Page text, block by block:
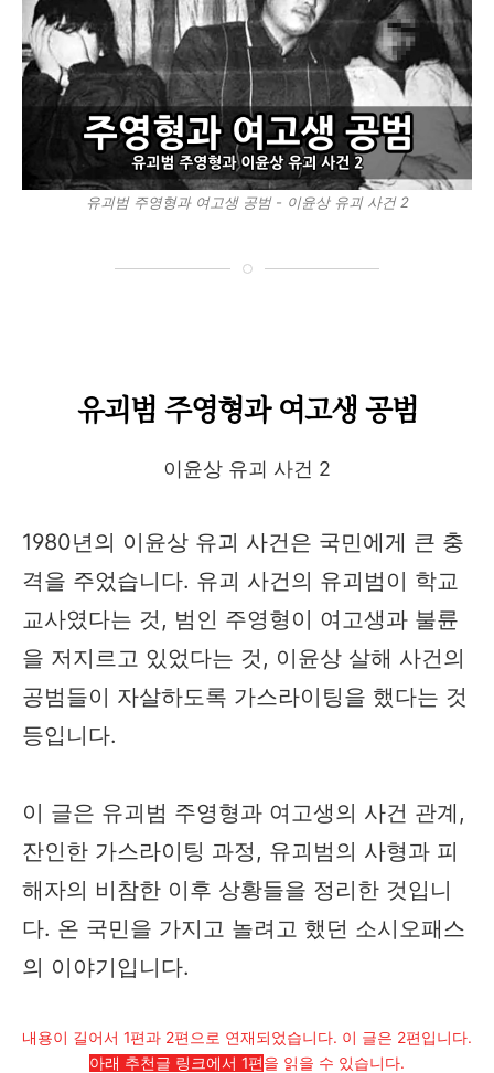
유괴범 주영형과 여고생 공범 - 이윤상 유괴 사건 2​
유괴범 주영형과 여고생 공범
이윤상 유괴 사건 2
1980년의 이윤상 유괴 사건은 국민에게 큰 충
격을 주었습니다. 유괴 사건의 유괴범이 학교
교사였다는 것, 범인 주영형이 여고생과 불륜
을 저지르고 있었다는 것, 이윤상 살해 사건의
공범들이 자살하도록 가스라이팅을 했다는 것
등입니다.
이 글은 유괴범 주영형과 여고생의 사건 관계,
잔인한 가스라이팅 과정, 유괴범의 사형과 피
해자의 비참한 이후 상황들을 정리한 것입니
다. 온 국민을 가지고 놀려고 했던 소시오패스
의 이야기입니다.
내용이 길어서 1편과 2편으로 연재되었습니다. 이 글은 2편입니다.
아래 추천글 링크에서 1편을 읽을 수 있습니다.